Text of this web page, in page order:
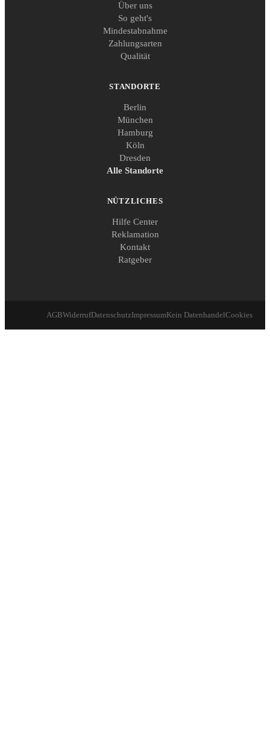
Über uns
So geht's
Mindestabnahme
Zahlungsarten
Qualität
STANDORTE
Berlin
München
Hamburg
Köln
Dresden
Alle Standorte
NÜTZLICHES
Hilfe Center
Reklamation
Kontakt
Ratgeber
AGBWiderrufDatenschutzImpressumKein DatenhandelCookies